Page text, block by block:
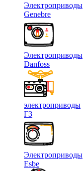
Электроприводы
Genebre
Электроприводы
Danfoss
электроприводы
ГЗ
Электроприводы
Esbe